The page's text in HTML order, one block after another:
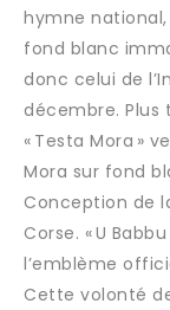
hymne
fond blanc
donc celui de
décembre. Plus
« Testa Mora »
Mora sur fond
Conception de
Corse. « U
l’emblème
Cette volonté